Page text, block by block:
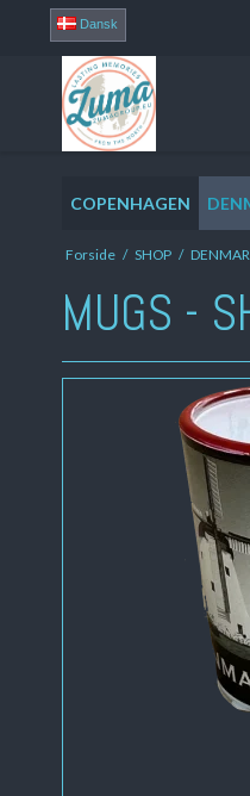
Dansk
COPENHAGEN
Forside / SHOP /
MUGS -